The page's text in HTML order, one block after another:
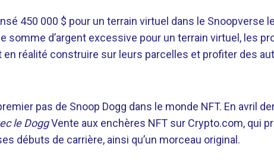
450 000 $ pour un terrain virtuel dans le Snoopverse
somme d’argent excessive pour un terrain virtuel, les
réalité construire sur leurs parcelles et profiter des
pas de Snoop Dogg dans le monde NFT. En avril
le DoggVente aux enchères NFT sur Crypto.com, qui
débuts de carrière, ainsi qu’un morceau original.